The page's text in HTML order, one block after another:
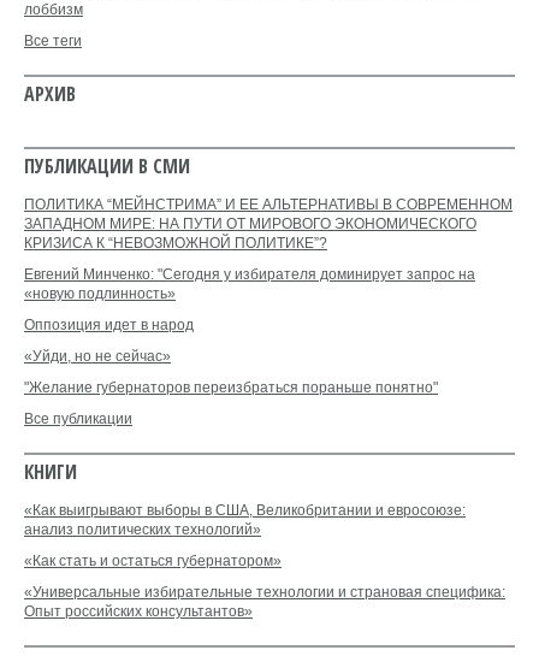
лоббизм
Все теги
АРХИВ
ПУБЛИКАЦИИ В СМИ
ПОЛИТИКА “МЕЙНСТРИМА” И ЕЕ АЛЬТЕРНАТИВЫ В СОВРЕМЕННОМ
ЗАПАДНОМ МИРЕ: НА ПУТИ ОТ МИРОВОГО ЭКОНОМИЧЕСКОГО
КРИЗИСА К “НЕВОЗМОЖНОЙ ПОЛИТИКЕ”?
Евгений Минченко: "Сегодня у избирателя доминирует запрос на
«новую подлинность»
Оппозиция идет в народ
«Уйди, но не сейчас»
"Желание губернаторов переизбраться пораньше понятно"
Все публикации
КНИГИ
«Как выигрывают выборы в США, Великобритании и евросоюзе:
анализ политических технологий»
«Как стать и остаться губернатором»
«Универсальные избирательные технологии и страновая специфика:
Опыт российских консультантов»